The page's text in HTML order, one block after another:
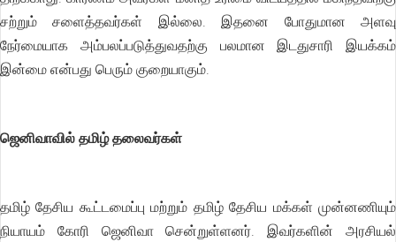
சற்றும் சளைத்தவர்கள் இல்லை. இதனை போதுமான அளவு
நேர்மையாக அம்பலப்படுத்துவதற்கு பலமான இடதுசாரி இயக்கம்
இன்மை என்பது பெரும் குறையாகும்.
ஜெனிவாவில் தமிழ் தலைவர்கள்
தமிழ் தேசிய கூட்டமைப்பு மற்றும் தமிழ் தேசிய மக்கள் முன்னணியும்
நியாயம் கோரி ஜெனிவா சென்றுள்ளனர். இவர்களின் அரசியல்